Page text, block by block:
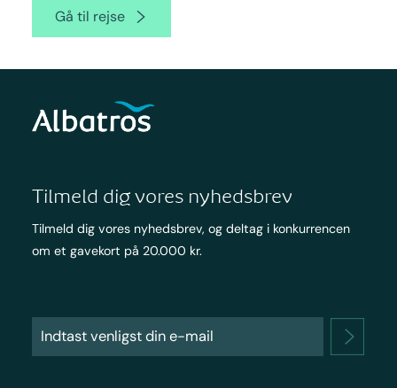
Gå til rejse
Tilmeld dig vores nyhedsbrev
Tilmeld dig vores nyhedsbrev, og deltag i konkurrencen
om et gavekort på 20.000 kr.